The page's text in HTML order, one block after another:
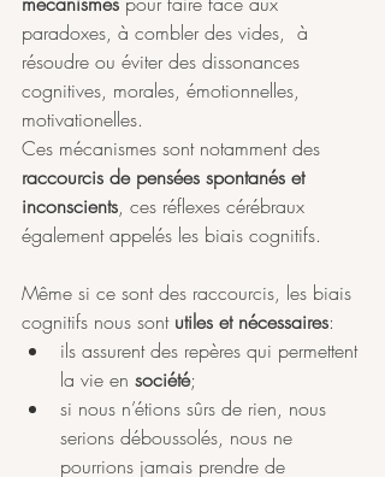
paradoxes, à combler des vides,  à
résoudre ou éviter des dissonances
cognitives, morales, émotionnelles,
motivationelles.
Ces mécanismes sont notamment des
raccourcis de pensées spontanés et
inconscients, ces réflexes cérébraux
également appelés les biais cognitifs.
Même si ce sont des raccourcis, les biais
cognitifs nous sont utiles et nécessaires:
ils assurent des repères qui permettent
la vie en société;
si nous n’étions sûrs de rien, nous
serions déboussolés, nous ne
pourrions jamais prendre de